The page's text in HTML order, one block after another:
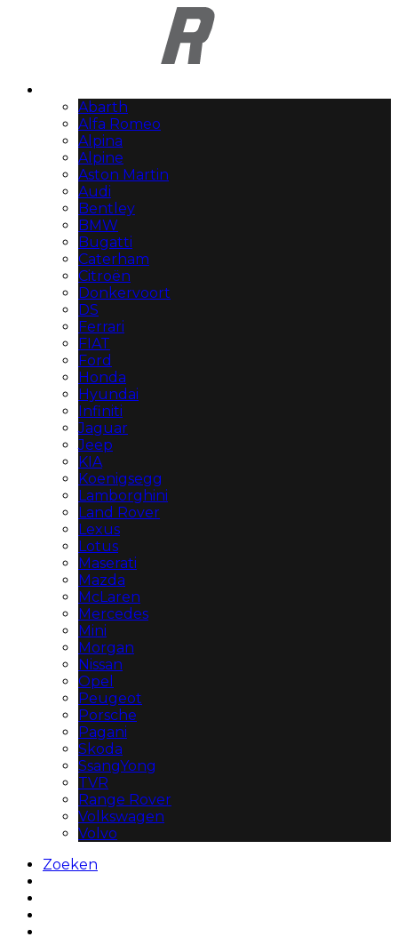
Abarth
Alfa Romeo
Alpina
Alpine
Aston Martin
Audi
Bentley
BMW
Bugatti
Caterham
Citroën
Donkervoort
DS
Ferrari
FIAT
Ford
Honda
Hyundai
Infiniti
Jaguar
Jeep
KIA
Koenigsegg
Lamborghini
Land Rover
Lexus
Lotus
Maserati
Mazda
McLaren
Mercedes
Mini
Morgan
Nissan
Opel
Peugeot
Porsche
Pagani
Skoda
SsangYong
TVR
Range Rover
Volkswagen
Volvo
Zoeken